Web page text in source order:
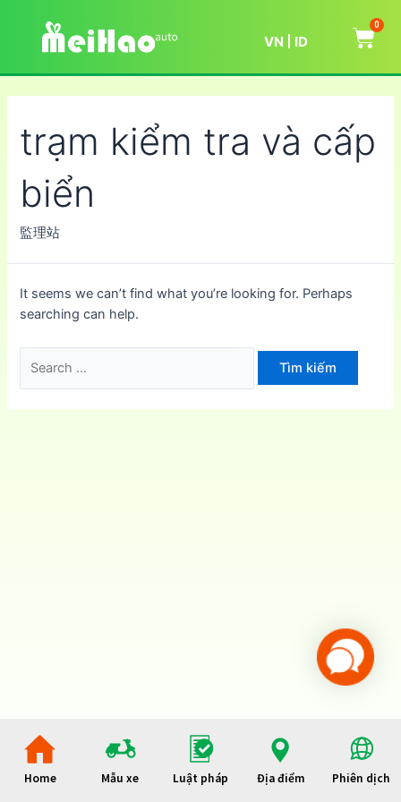
VN ID
0
trạm kiểm tra và cấp
biển
監理站
It seems we can’t find what you’re looking for. Perhaps
searching can help.
Home Mẫu xe Luật pháp Địa điểm Phiên dịch